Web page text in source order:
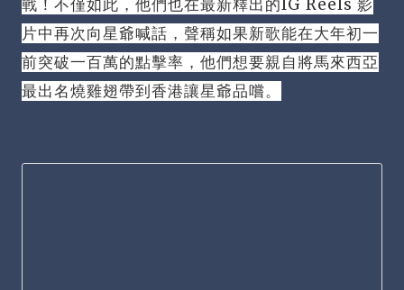
戰！ 不僅如此，他們也在最新釋出的IG Reels 影
片中再次向星爺喊話，聲稱如果新歌能在大年初一
前突破一百萬的點擊率，他們想要親自將馬來西亞
最出名燒雞翅帶到香港讓星爺品嚐。